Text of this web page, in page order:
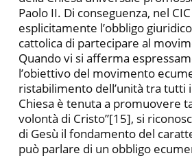
Paolo II. Di conseguenza, nel
esplicitamente l’obbligo
cattolica di partecipare al
Quando vi si afferma
l’obiettivo del movimento
ristabilimento dell’unità tra tutti
Chiesa è tenuta a promuovere
volontà di Cristo”[15], si
di Gesù il fondamento del
può parlare di un obbligo